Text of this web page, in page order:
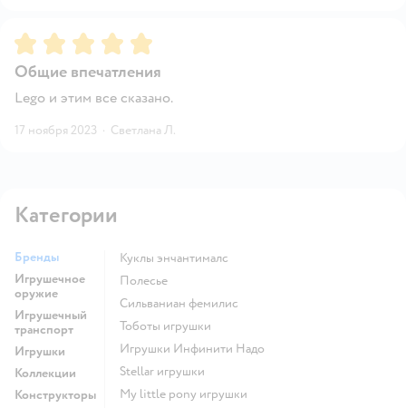
Рейтинг:5
Общие впечатления
Lego и этим все сказано.
17 ноября 2023 · Светлана Л.
Категории
Бренды
Игрушечное
оружие
Игрушечный
транспорт
Игрушки
Коллекции
Конструкторы
Куклы энчантималс
Полесье
Сильваниан фемилис
Тоботы игрушки
Игрушки Инфинити Надо
Stellar игрушки
my little pony игрушки